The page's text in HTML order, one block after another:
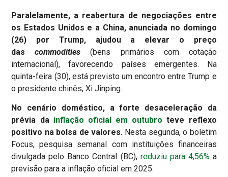
Paralelamente, a reabertura de negociações entre
os Estados Unidos e a China, anunciada no domingo
(26) por Trump, ajudou a elevar o preço
dascommodities
(bens primários com cotação
internacional), favorecendo países emergentes. Na
quinta-feira (30), está previsto um encontro entre Trump e
o presidente chinês, Xi Jinping.
No cenário doméstico, a forte desaceleração da
prévia da inflação oficial em outubro teve reflexo
positivo na bolsa de valores. Nesta segunda, o boletim
Focus, pesquisa semanal com instituições financeiras
divulgada pelo Banco Central (BC), reduziu para 4,56%a
previsão para a inflação oficial em 2025.